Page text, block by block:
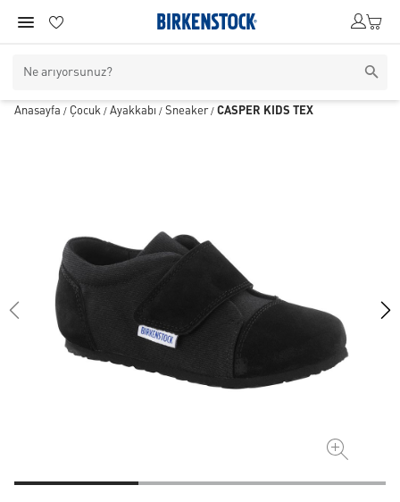
Anasayfa / Çocuk / Ayakkabı / Sneaker / CASPER KIDS TEX